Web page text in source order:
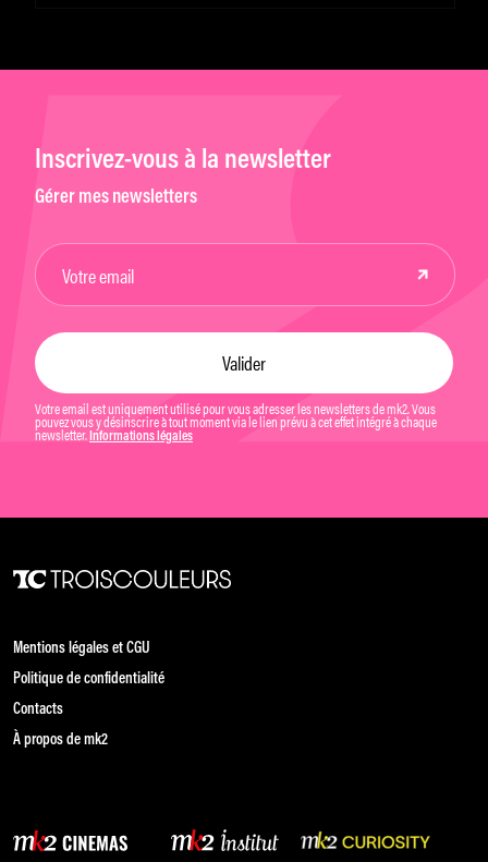
Inscrivez-vous à la newsletter
Gérer mes newsletters
Votre email est uniquement utilisé pour vous adresser les newsletters de mk2. Vous
pouvez vous y désinscrire à tout moment via le lien prévu à cet effet intégré à chaque
newsletter. Informations légales
Mentions légales et CGU
Politique de confidentialité
Contacts
À propos de mk2